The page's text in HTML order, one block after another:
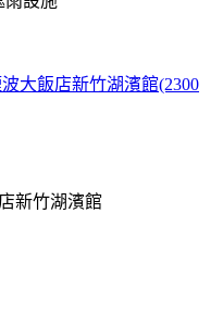
大飯店新竹湖濱館(2300
新竹湖濱館